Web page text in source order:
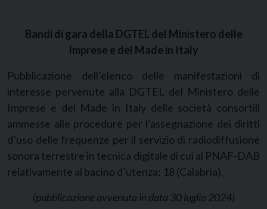
Bandi di gara della DGTEL del Ministero delle
Imprese e del Made in Italy
Pubblicazione dell’elenco delle manifestazioni di
interesse pervenute alla DGTEL del Ministero delle
Imprese e del Made in Italy delle società consortili
ammesse alle procedure per l’assegnazione dei diritti
d’uso delle frequenze per il servizio di radiodiffusione
sonora terrestre in tecnica digitale di cui al PNAF-DAB
relativamente al bacino d’utenza: 18 (Calabria).
(pubblicazione avvenuta in data 30 luglio 2024)